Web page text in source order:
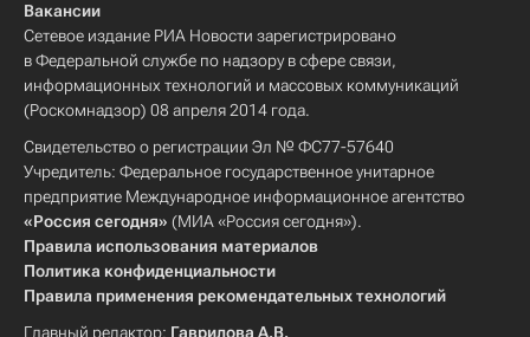
Вакансии
Сетевое издание РИА Новости зарегистрировано
в Федеральной службе по надзору в сфере связи,
информационных технологий и массовых коммуникаций
(Роскомнадзор) 08 апреля 2014 года.
Свидетельство о регистрации Эл № ФС77-57640
Учредитель: Федеральное государственное унитарное
предприятие Международное информационное агентство
«Россия сегодня» (МИА «Россия сегодня»).
Правила использования материалов
Политика конфиденциальности
Правила применения рекомендательных технологий
Главный редактор: Гаврилова А.В.